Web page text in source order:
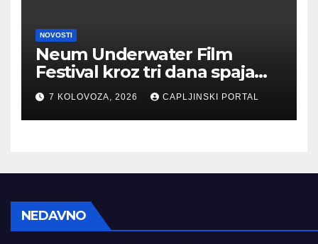
NOVOSTI
Neum Underwater Film
Festival kroz tri dana spaja
umjetnost filma i more
7 KOLOVOZA, 2026 CAPLJINSKI PORTAL
NEDAVNO